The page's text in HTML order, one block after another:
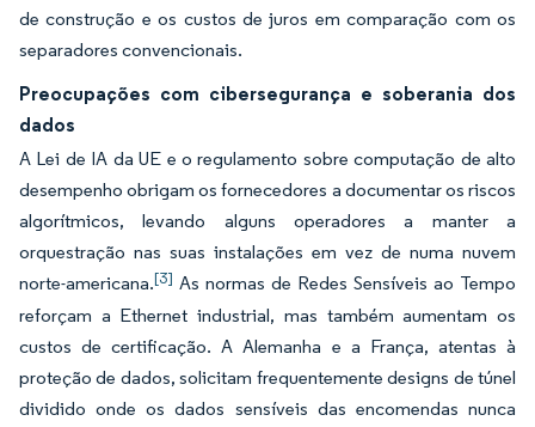
de construção e os custos de juros em comparação com os
separadores convencionais.
Preocupações com cibersegurança e soberania dos
dados
A Lei de IA da UE e o regulamento sobre computação de alto
desempenho obrigam os fornecedores a documentar os riscos
algorítmicos, levando alguns operadores a manter a
orquestração nas suas instalações em vez de numa nuvem
norte-americana.[3] As normas de Redes Sensíveis ao Tempo
reforçam a Ethernet industrial, mas também aumentam os
custos de certificação. A Alemanha e a França, atentas à
proteção de dados, solicitam frequentemente designs de túnel
dividido onde os dados sensíveis das encomendas nunca